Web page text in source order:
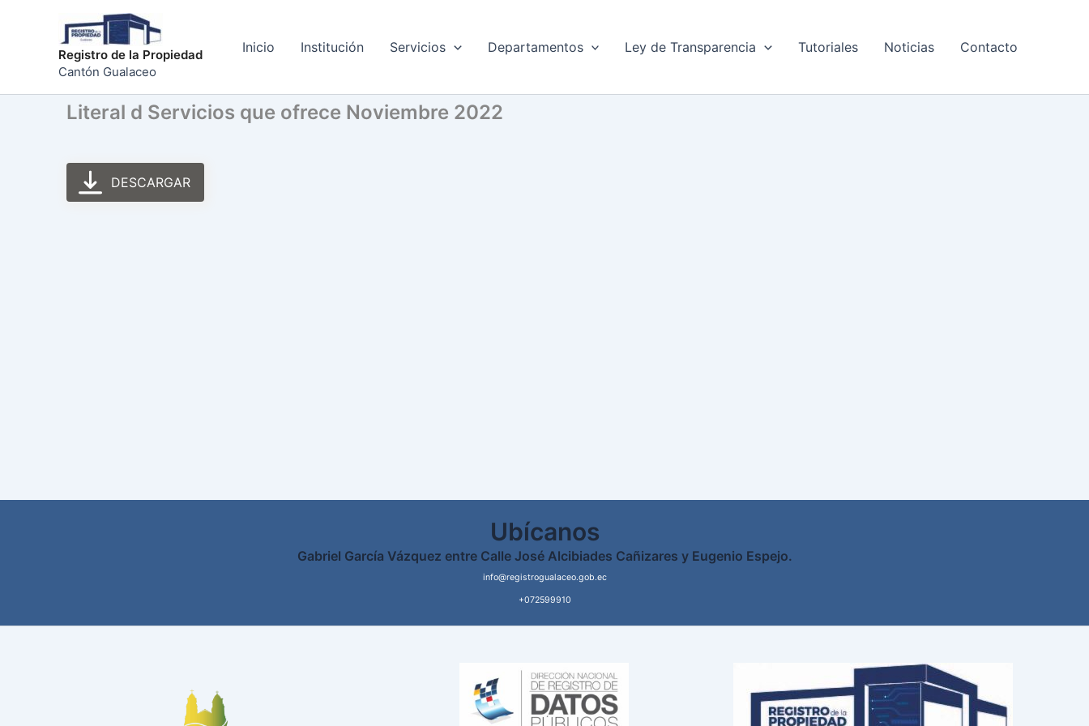
contenidoRegistro de la Propiedad
Cantón Gualaceo
Inicio Institución Servicios Departamentos Ley de Transparencia Tutoriales Noticias Contacto
Literal d Servicios que ofrece Noviembre 2022
DESCARGAR
Ubícanos
Gabriel García Vázquez entre Calle José Alcibiades Cañizares y Eugenio Espejo.
info@registrogualaceo.gob.ec
+072599910